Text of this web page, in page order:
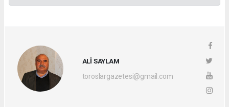
ALİ SAYLAM
toroslargazetesi@gmail.com